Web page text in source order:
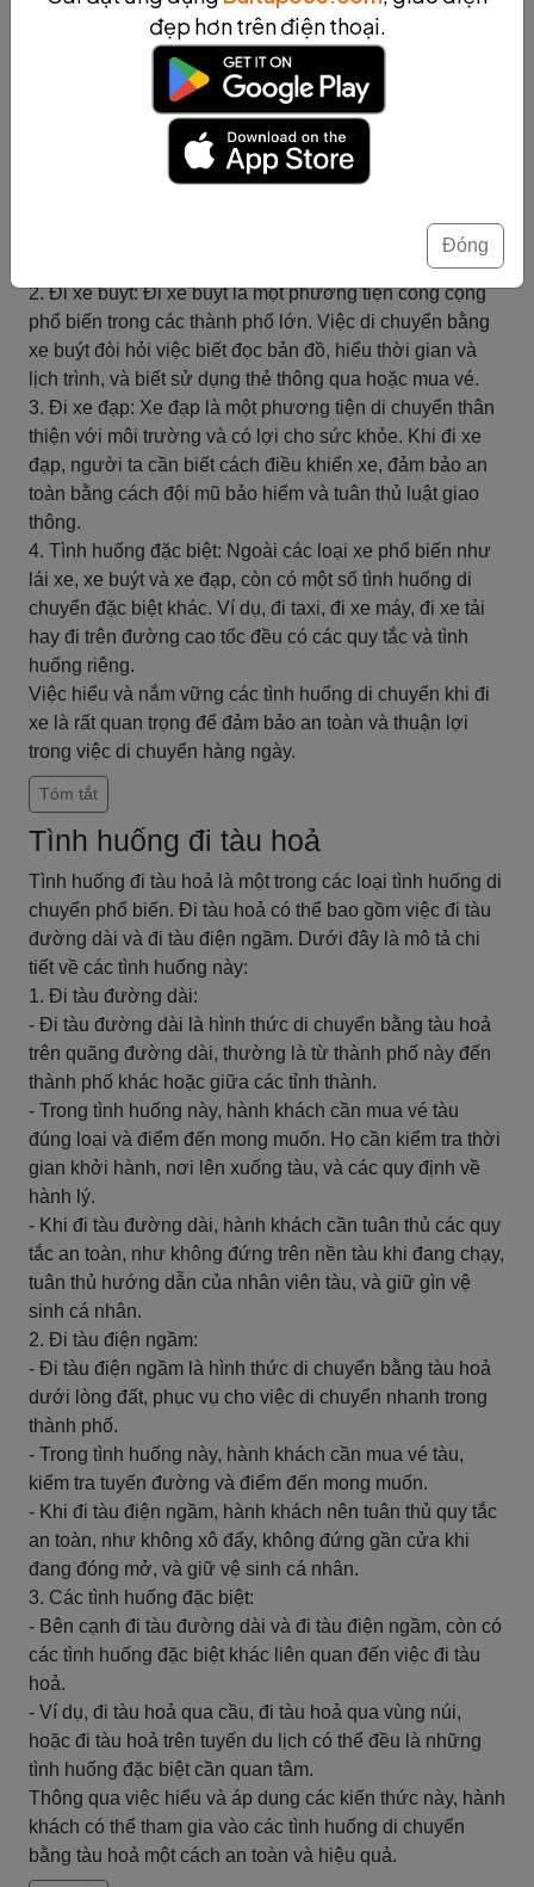
Tình huống đi xe là một trong những phương tiện di
chuyển phổ biến trong cuộc sống hàng ngày. Việc di
chuyển bằng xe có thể bao gồm lái xe, đi xe buýt, đi xe
đạp và một số tình huống đặc biệt khác. Dưới đây là mô
tả chi tiết về các tình huống di chuyển này:
1. Lái xe: Khi lái xe, người ta cần tuân thủ luật lệ giao
Phải biết sử dụng các tín hiệu, biển báo và quy tắc
đường để điều khiển xe một cách an toàn và hiệu quả.
2. Đi xe buýt: Đi xe buýt là một phương tiện công cộng
phổ biến trong các thành phố lớn. Việc di chuyển bằng
xe buýt đòi hỏi việc biết đọc bản đồ, hiểu thời gian và
lịch trình, và biết sử dụng thẻ thông qua hoặc mua vé.
3. Đi xe đạp: Xe đạp là một phương tiện di chuyển thân
thiện với môi trường và có lợi cho sức khỏe. Khi đi xe
đạp, người ta cần biết cách điều khiển xe, đảm bảo an
toàn bằng cách đội mũ bảo hiểm và tuân thủ luật giao
thông.
4. Tình huống đặc biệt: Ngoài các loại xe phổ biến như
lái xe, xe buýt và xe đạp, còn có một số tình huống di
chuyển đặc biệt khác. Ví dụ, đi taxi, đi xe máy, đi xe tải
hay đi trên đường cao tốc đều có các quy tắc và tình
huống riêng.
Việc hiểu và nắm vững các tình huống di chuyển khi đi
xe là rất quan trọng để đảm bảo an toàn và thuận lợi
trong việc di chuyển hàng ngày.
Tóm tắt
Tình huống đi tàu hoả
Tình huống đi tàu hoả là một trong các loại tình huống di
chuyển phổ biến. Đi tàu hoả có thể bao gồm việc đi tàu
đường dài và đi tàu điện ngầm. Dưới đây là mô tả chi
tiết về các tình huống này:
1. Đi tàu đường dài:
- Đi tàu đường dài là hình thức di chuyển bằng tàu hoả
trên quãng đường dài, thường là từ thành phố này đến
thành phố khác hoặc giữa các tỉnh thành.
- Trong tình huống này, hành khách cần mua vé tàu
đúng loại và điểm đến mong muốn. Họ cần kiểm tra thời
gian khởi hành, nơi lên xuống tàu, và các quy định về
hành lý.
- Khi đi tàu đường dài, hành khách cần tuân thủ các quy
tắc an toàn, như không đứng trên nền tàu khi đang chạy,
tuân thủ hướng dẫn của nhân viên tàu, và giữ gìn vệ
sinh cá nhân.
2. Đi tàu điện ngầm:
- Đi tàu điện ngầm là hình thức di chuyển bằng tàu hoả
dưới lòng đất, phục vụ cho việc di chuyển nhanh trong
thành phố.
- Trong tình huống này, hành khách cần mua vé tàu,
kiểm tra tuyến đường và điểm đến mong muốn.
- Khi đi tàu điện ngầm, hành khách nên tuân thủ quy tắc
an toàn, như không xô đẩy, không đứng gần cửa khi
đang đóng mở, và giữ vệ sinh cá nhân.
3. Các tình huống đặc biệt:
- Bên cạnh đi tàu đường dài và đi tàu điện ngầm, còn có
các tình huống đặc biệt khác liên quan đến việc đi tàu
hoả.
- Ví dụ, đi tàu hoả qua cầu, đi tàu hoả qua vùng núi,
hoặc đi tàu hoả trên tuyến du lịch có thể đều là những
tình huống đặc biệt cần quan tâm.
Thông qua việc hiểu và áp dụng các kiến thức này, hành
khách có thể tham gia vào các tình huống di chuyển
bằng tàu hoả một cách an toàn và hiệu quả.
đẹp hơn trên điện thoại.
Đóng